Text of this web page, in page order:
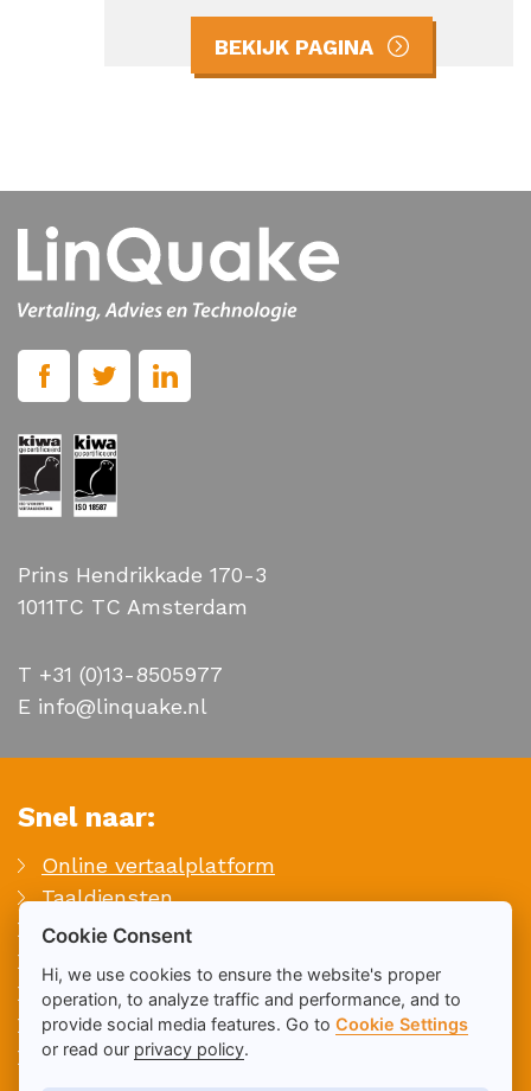
BEKIJK PAGINA
Prins Hendrikkade 170-3
1011TC TC Amsterdam
T +31 (0)13-8505977
E info@linquake.nl
Snel naar:
Online vertaalplatform
Taaldiensten
Contact
Whitepapers
Vacatures
Sitemap
Cookie Consent
Hi, we use cookies to ensure the website's proper
operation, to analyze traffic and performance, and to
provide social media features. Go toCookie Settings
or read our privacy policy.